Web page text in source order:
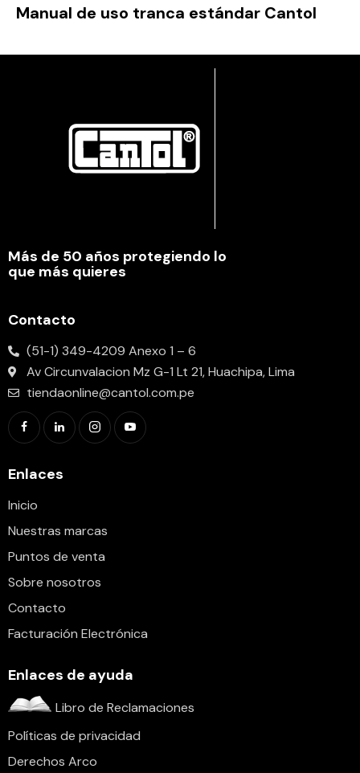
Manual de uso tranca estándar Cantol
Más de 50 años protegiendo lo
que más quieres
Contacto
(51-1) 349-4209 Anexo 1 – 6
Av Circunvalacion Mz G-1 Lt 21, Huachipa, Lima
tiendaonline@cantol.com.pe
Enlaces
Inicio
Nuestras marcas
Puntos de venta
Sobre nosotros
Contacto
Facturación Electrónica
Enlaces de ayuda
Libro de Reclamaciones
Políticas de privacidad
Derechos Arco